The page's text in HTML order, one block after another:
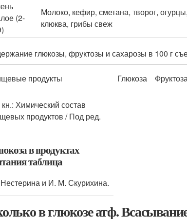
(2-
Молоко, кефир, сметана, творог,
клюква, грибы свеж
глюкозы, фруктозы и сахарозы в 100 г
продукты Глюкоза
Химический состав
продуктов / Под ред.
в продуктах
таблица
и И. М. Скурихина.
в глюкозе атф.